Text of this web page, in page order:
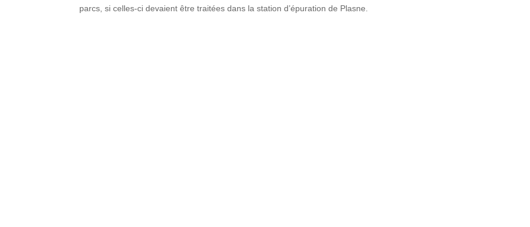
parcs, si celles-ci devaient être traitées dans la station d’épuration de Plasne.